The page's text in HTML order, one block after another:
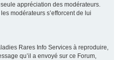
appréciation des modérateurs.
modérateurs s’efforcent de lui
Rares Info Services à reproduire,
qu’il a envoyé sur ce Forum,